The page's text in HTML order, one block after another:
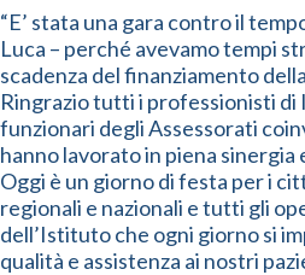
“E’ stata una gara contro il
Luca – perché avevamo tempi
scadenza del finanziamento
Ringrazio tutti i professionisti di
funzionari degli Assessorati
hanno lavorato in piena sinergia
Oggi è un giorno di festa per i
regionali e nazionali e tutti gli
dell’Istituto che ogni giorno si
qualità e assistenza ai nostri